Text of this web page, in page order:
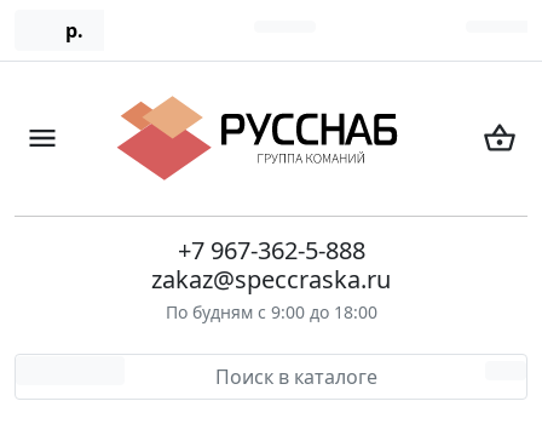
р.
+7 967-362-5-888
zakaz@speccraska.ru
По будням с 9:00 до 18:00